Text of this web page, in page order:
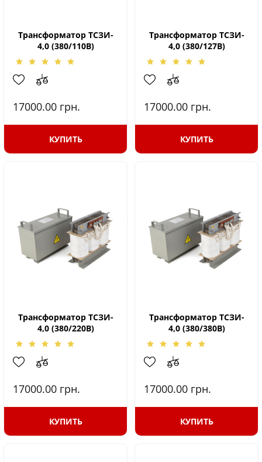
Трансформатор ТСЗИ-
4,0 (380/110В)
17000.00 грн.
КУПИТЬ
Трансформатор ТСЗИ-
4,0 (380/127В)
17000.00 грн.
КУПИТЬ
Трансформатор ТСЗИ-
4,0 (380/220В)
17000.00 грн.
КУПИТЬ
Трансформатор ТСЗИ-
4,0 (380/380В)
17000.00 грн.
КУПИТЬ